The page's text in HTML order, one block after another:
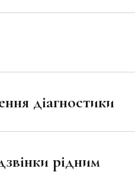
діагностики
рідним